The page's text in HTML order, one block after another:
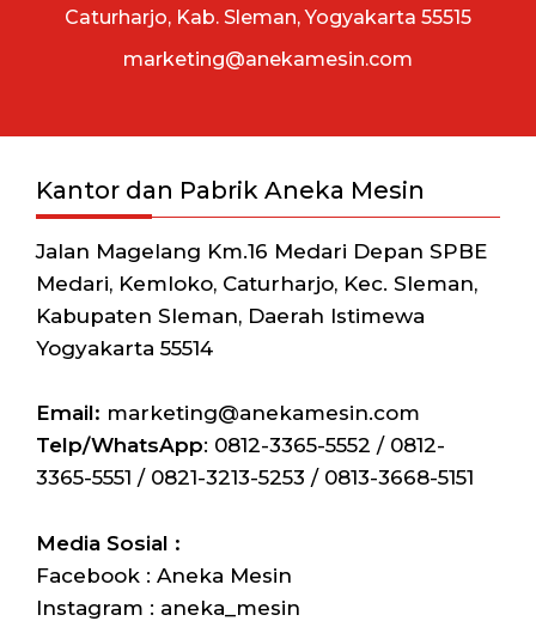
Caturharjo, Kab. Sleman, Yogyakarta 55515
marketing@anekamesin.com
Kantor dan Pabrik Aneka Mesin
Jalan Magelang Km.16 Medari Depan SPBE
Medari, Kemloko, Caturharjo, Kec. Sleman,
Kabupaten Sleman, Daerah Istimewa
Yogyakarta 55514
Email: marketing@anekamesin.com
Telp/WhatsApp: 0812-3365-5552 / 0812-
3365-5551 / 0821-3213-5253 / 0813-3668-5151
Media Sosial :
Facebook : Aneka Mesin
Instagram : aneka_mesin